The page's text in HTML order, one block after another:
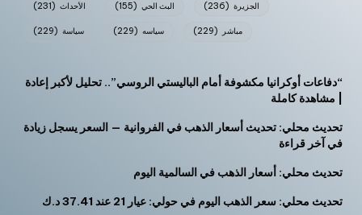
الأحداث (231) البث الحي (155) الجزيرة (236)
سياسة (229) سياسه (229) مباشر (229)
“دفاعات أوكرانيا مكشوفة أمام الباليستي الروسي”.. تحليل لأكبر إعادة
| مشاهدة كاملة
تحديث محلي: تحديث أسعار الذهب في الفروانية — السعر يسجل زيادة
في آخر قراءة
تحديث محلي: أسعار الذهب في السالمية اليوم
تحديث محلي: سعر الذهب اليوم في حولي: عيار 21 عند 37.41 د.ك